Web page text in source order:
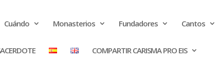
Cuándo Monasterios Fundadores Cantos
COMPARTIR CARISMA PRO EIS